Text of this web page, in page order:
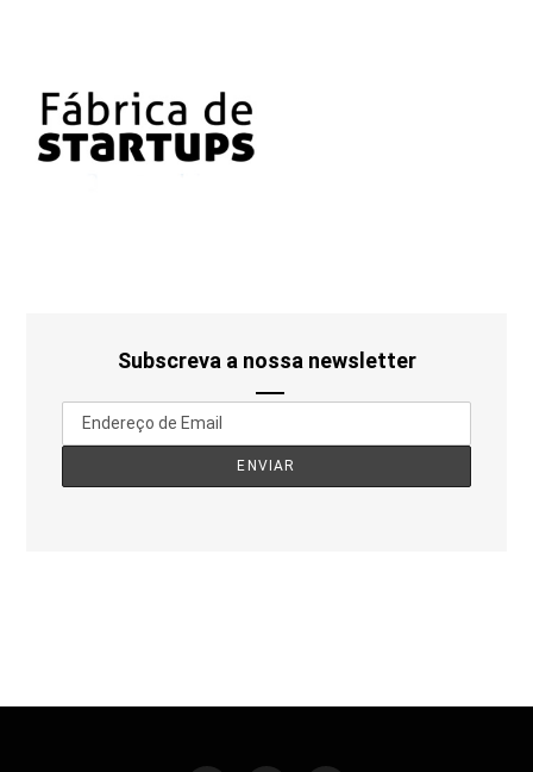
Subscreva a nossa newsletter